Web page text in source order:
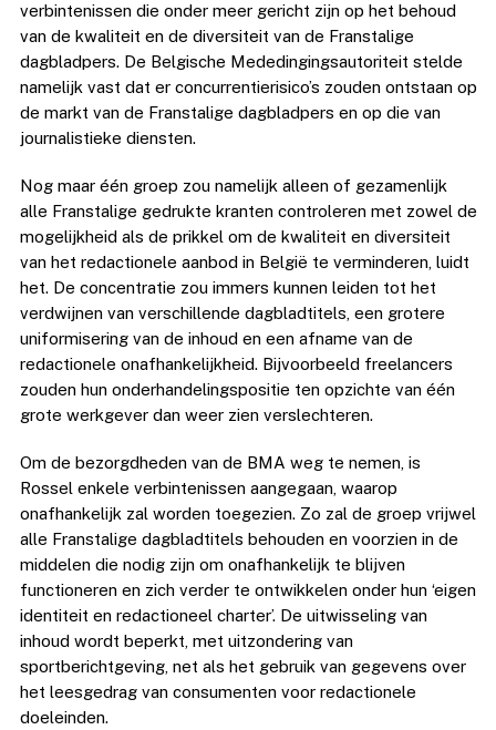
verbintenissen die onder meer gericht zijn op het behoud
van de kwaliteit en de diversiteit van de Franstalige
dagbladpers. De Belgische Mededingingsautoriteit stelde
namelijk vast dat er concurrentierisico’s zouden ontstaan op
de markt van de Franstalige dagbladpers en op die van
journalistieke diensten.
Nog maar één groep zou namelijk alleen of gezamenlijk
alle Franstalige gedrukte kranten controleren met zowel de
mogelijkheid als de prikkel om de kwaliteit en diversiteit
van het redactionele aanbod in België te verminderen, luidt
het. De concentratie zou immers kunnen leiden tot het
verdwijnen van verschillende dagbladtitels, een grotere
uniformisering van de inhoud en een afname van de
redactionele onafhankelijkheid. Bijvoorbeeld freelancers
zouden hun onderhandelingspositie ten opzichte van één
grote werkgever dan weer zien verslechteren.
Om de bezorgdheden van de BMA weg te nemen, is
Rossel enkele verbintenissen aangegaan, waarop
onafhankelijk zal worden toegezien. Zo zal de groep vrijwel
alle Franstalige dagbladtitels behouden en voorzien in de
middelen die nodig zijn om onafhankelijk te blijven
functioneren en zich verder te ontwikkelen onder hun ‘eigen
identiteit en redactioneel charter’. De uitwisseling van
inhoud wordt beperkt, met uitzondering van
sportberichtgeving, net als het gebruik van gegevens over
het leesgedrag van consumenten voor redactionele
doeleinden.